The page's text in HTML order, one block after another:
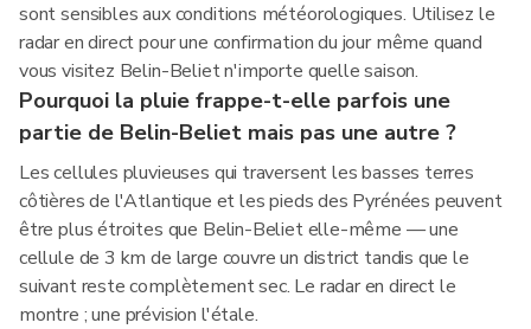
sont sensibles aux conditions météorologiques. Utilisez le
radar en direct pour une confirmation du jour même quand
vous visitez Belin-Beliet n'importe quelle saison.
Pourquoi la pluie frappe-t-elle parfois une
partie de Belin-Beliet mais pas une autre ?
Les cellules pluvieuses qui traversent les basses terres
côtières de l'Atlantique et les pieds des Pyrénées peuvent
être plus étroites que Belin-Beliet elle-même — une
cellule de 3 km de large couvre un district tandis que le
suivant reste complètement sec. Le radar en direct le
montre ; une prévision l'étale.